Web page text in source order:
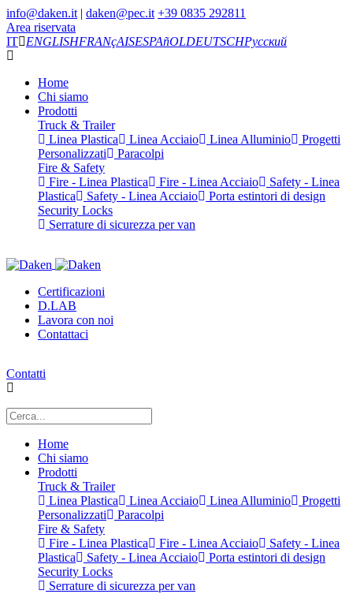
info@daken.it | daken@pec.it +39 0835 292811
Area riservata
IT
ENGLISHFRANçAISESPAñOLDEUTSCHРусский
Home
Chi siamo
Prodotti
Truck & Trailer
Linea Plastica
Linea Acciaio Linea Alluminio
Progetti
Personalizzati
Paracolpi
Fire & Safety
Fire - Linea Plastica
Fire - Linea Acciaio
Safety - Linea
Plastica
Safety - Linea Acciaio
Porta estintori di design
Security Locks
Serrature di sicurezza per van
Certificazioni
D.LAB
Lavora con noi
Contattaci
Contatti
Home
Chi siamo
Prodotti
Truck & Trailer
Linea Plastica
Linea Acciaio Linea Alluminio
Progetti
Personalizzati
Paracolpi
Fire & Safety
Fire - Linea Plastica
Fire - Linea Acciaio
Safety - Linea
Plastica
Safety - Linea Acciaio
Porta estintori di design
Security Locks
Serrature di sicurezza per van